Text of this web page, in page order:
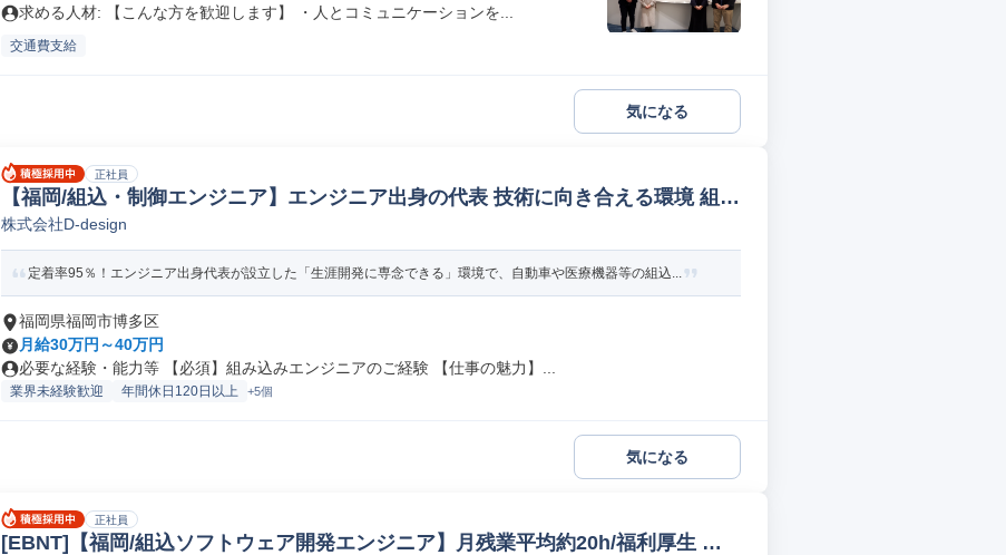
求める人材: 【こんな方を歓迎します】 ・人とコミュニケーションを...
交通費支給
気になる
正社員
【福岡/組込・制御エンジニア】エンジニア出身の代表 技術に向き合える環境 組み
込み制御SE
株式会社D-design
定着率95％！エンジニア出身代表が設立した「生涯開発に専念できる」環境で、自動車や医療機器等の組込...
福岡県福岡市博多区
月給30万円～40万円
必要な経験・能力等 【必須】組み込みエンジニアのご経験 【仕事の魅力】...
業界未経験歓迎 年間休日120日以上 +5個
気になる
正社員
[EBNT]【福岡/組込ソフトウェア開発エンジニア】月残業平均約20h/福利厚生 組